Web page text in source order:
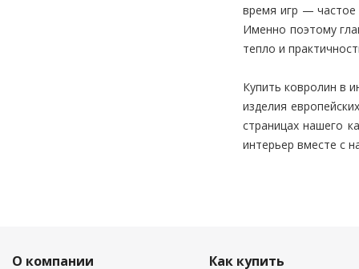
время игр — частое
Именно поэтому
тепло и
Купить ковролин в
изделия
страницах нашего
интерьер вместе с
О компании Как купить